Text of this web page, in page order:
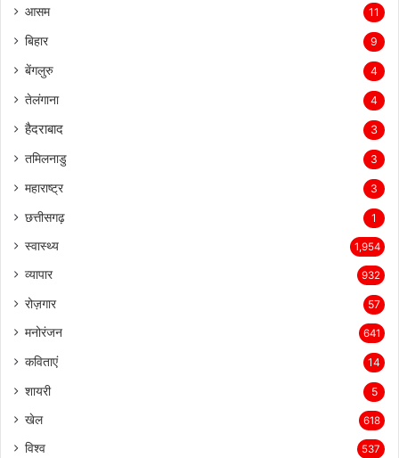
आसम 11
बिहार 9
बेंगलुरु 4
तेलंगाना 4
हैदराबाद 3
तमिलनाडु 3
महाराष्ट्र 3
छत्तीसगढ़ 1
स्वास्थ्य 1,954
व्यापार 932
रोज़गार 57
मनोरंजन 641
कविताएं 14
शायरी 5
खेल 618
विश्व 537